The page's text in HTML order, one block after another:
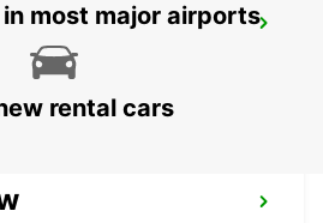
- GERMANY
most major airports
rental cars